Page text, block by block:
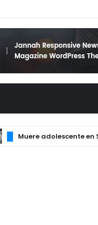
Muere adolescente en